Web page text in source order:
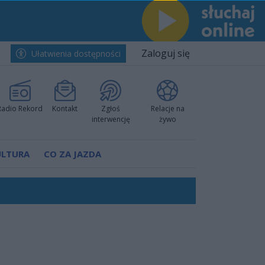
Ułatwienia dostępności Zaloguj się
Rekord Kontakt
Zgłoś
interwencję
Relacje na
żywo
CO ZA JAZDA